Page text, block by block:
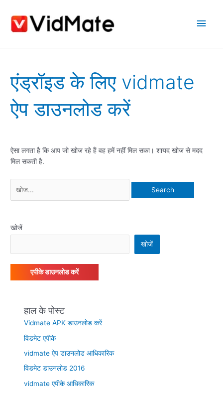
छोड़कर
सामग्री
बढ़ने
मुख्य
एंड्रॉइड के लिए vidmate
ऐप डाउनलोड करें
ऐसा लगता है कि आप जो खोज रहे हैं वह हमें नहीं मिल सका। शायद खोज से मदद
मिल सकती है.
for:
खोजें
खोजें
एपीके डाउनलोड करें
हाल के पोस्ट
Vidmate APK डाउनलोड करें
विडमेट एपीके
vidmate ऐप डाउनलोड आधिकारिक
विडमेट डाउनलोड 2016
vidmate एपीके आधिकारिक